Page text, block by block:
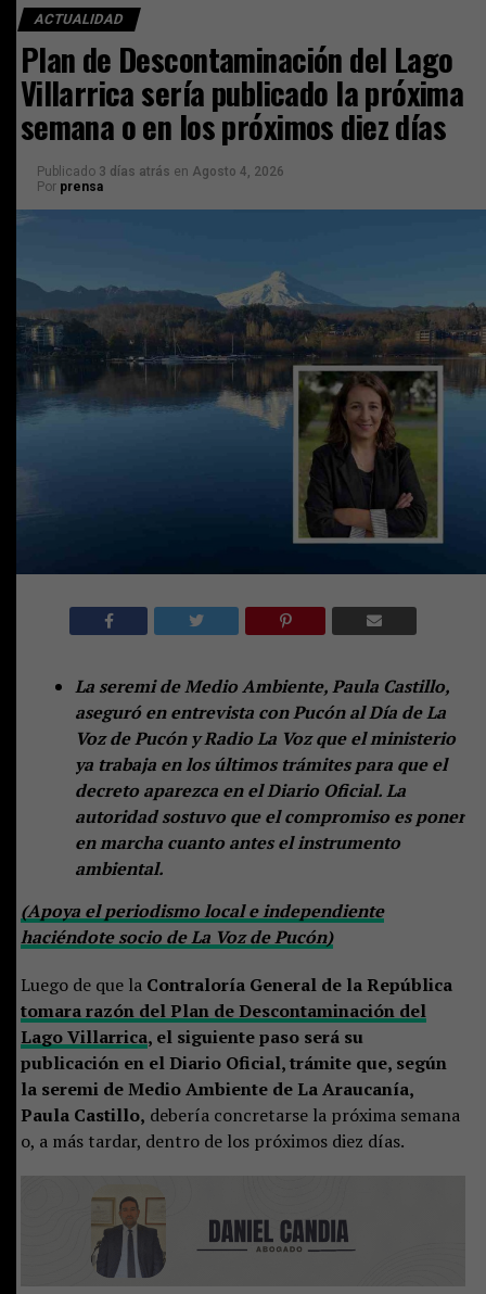
ACTUALIDAD
Plan de Descontaminación del Lago
Villarrica sería publicado la próxima
semana o en los próximos diez días
Publicado 3 días atrás en Agosto 4, 2026
Por prensa
La seremi de Medio Ambiente, Paula Castillo,
aseguró en entrevista con Pucón al Día de La
Voz de Pucón y Radio La Voz que el ministerio
ya trabaja en los últimos trámites para que el
decreto aparezca en el Diario Oficial. La
autoridad sostuvo que el compromiso es poner
en marcha cuanto antes el instrumento
ambiental.
(Apoya el periodismo local e independiente
haciéndote socio de La Voz de Pucón)
Luego de que la Contraloría General de la República
tomara razón del Plan de Descontaminación del
Lago Villarrica, el siguiente paso será su
publicación en el Diario Oficial, trámite que, según
la seremi de Medio Ambiente de La Araucanía,
Paula Castillo, debería concretarse la próxima semana
o, a más tardar, dentro de los próximos diez días.